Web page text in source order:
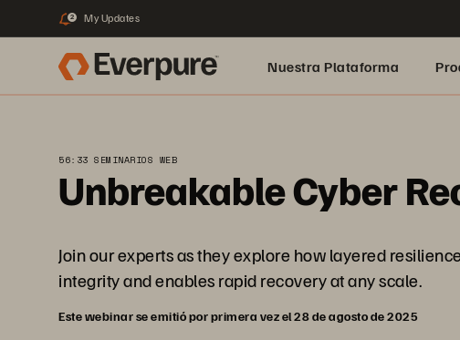
2 My Updates
Nuestra Plataforma
56:33 SEMINARIOS WEB
Unbreakable Cyber
Join our experts as they explore how layered
integrity and enables rapid recovery at any scale.
Este webinar se emitió por primera vez el 28 de agosto de 2025